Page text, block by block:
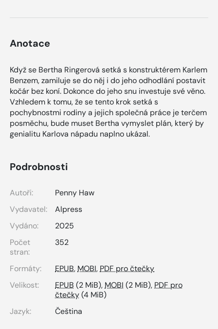
Anotace
Když se Bertha Ringerová setká s konstruktérem Karlem
Benzem, zamiluje se do něj i do jeho odhodlání postavit
kočár bez koní. Dokonce do jeho snu investuje své věno.
Vzhledem k tomu, že se tento krok setká s
pochybnostmi rodiny a jejich společná práce je terčem
posměchu, bude muset Bertha vymyslet plán, který by
genialitu Karlova nápadu naplno ukázal.
Podrobnosti
Autoři:
Penny Haw
Vydavatel:
Alpress
Vydáno:
2025
Počet
stran:
352
Formáty: EPUB,MOBI,PDF pro čtečky
Velikost:
EPUB (2 MiB),MOBI (2 MiB),PDF pro
čtečky(4 MiB)
Jazyk:
Čeština